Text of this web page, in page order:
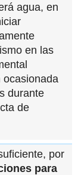
agua, en
en las
durante
de
por
para